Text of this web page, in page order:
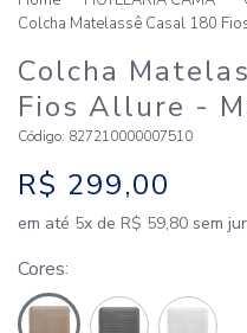
Colcha Matelassê Casal 180
Colcha
Fios Allure -
Código: 827210000007510
R$ 299,00
em até 5x de R$ 59,80 sem
Cores